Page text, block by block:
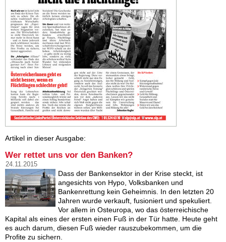
Artikel in dieser Ausgabe:
Wer rettet uns vor den Banken?
24.11.2015
Dass der Bankensektor in der Krise steckt, ist
angesichts von Hypo, Volksbanken und
Bankenrettung kein Geheimnis. In den letzten 20
Jahren wurde verkauft, fusioniert und spekuliert.
Vor allem in Osteuropa, wo das österreichische
Kapital als eines der ersten einen Fuß in der Tür hatte. Heute geht
es auch darum, diesen Fuß wieder rauszubekommen, um die
Profite zu sichern.